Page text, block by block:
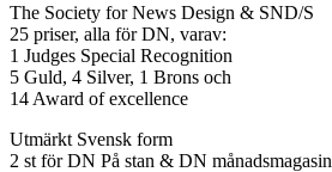
The Society for News Design & SND/S
25 priser, alla för DN, varav:
1 Judges Special Recognition
5 Guld, 4 Silver, 1 Brons och
14 Award of excellence
Utmärkt Svensk form
2 st för DN På stan & DN månadsmagasin